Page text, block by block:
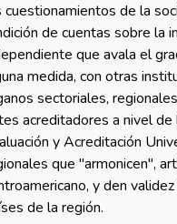
cuestionamientos de la
de cuentas sobre la
que avala el
medida, con otras
sectoriales,
acreditadores a nivel
y Acreditación
que "armonicen",
y den
de la región.